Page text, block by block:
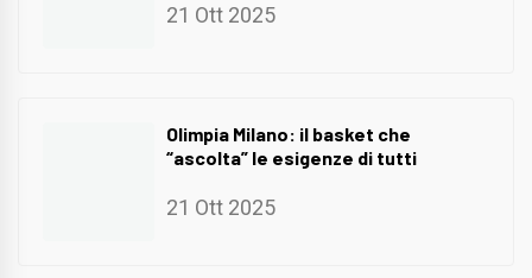
21 Ott 2025
Olimpia Milano: il basket che
“ascolta” le esigenze di tutti
21 Ott 2025